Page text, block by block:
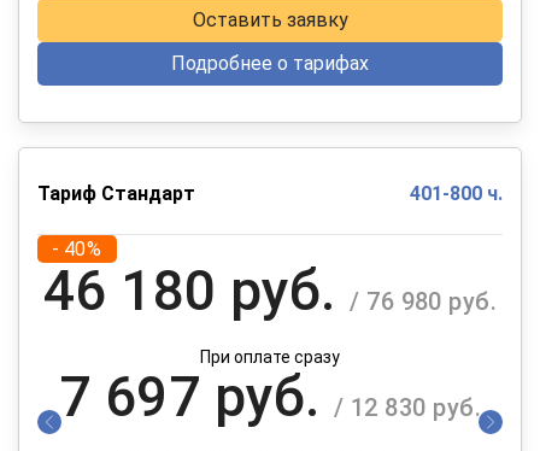
Оставить заявку
Подробнее о тарифах
Тариф Стандарт 401-800 ч.
- 40%
46 180 руб. / 76 980 руб.
При оплате сразу
7 697 руб. / 12 830 руб.